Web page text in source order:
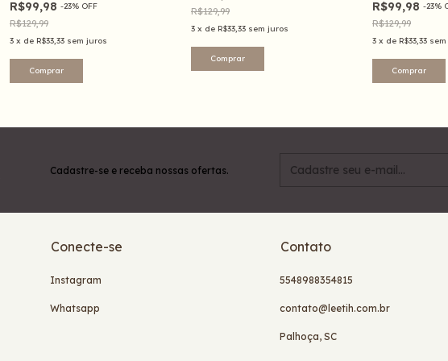
R$99,98 -23% OFF
R$129,99
3 x de R$33,33 sem juros
Comprar
R$129,99
3 x de R$33,33 sem juros
Comprar
R$99,98 -23%
R$129,99
3 x de R$33,33
Comprar
Cadastre-se e receba nossas ofertas.
Conecte-se
Instagram
Whatsapp
Contato
5548988354815
contato@leetih.com.br
Palhoça, SC